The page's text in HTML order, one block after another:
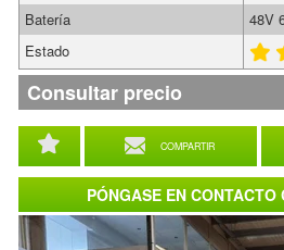
COMPARTIR
Batería
48V
Estado
Consultar precio
PÓNGASE EN CONTACTO